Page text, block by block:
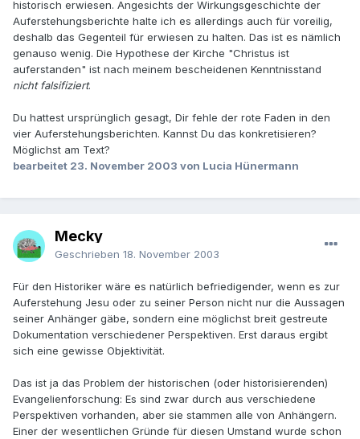
historisch erwiesen. Angesichts der Wirkungsgeschichte der
Auferstehungsberichte halte ich es allerdings auch für voreilig,
deshalb das Gegenteil für erwiesen zu halten. Das ist es nämlich
genauso wenig. Die Hypothese der Kirche "Christus ist
auferstanden" ist nach meinem bescheidenen Kenntnisstand
nicht falsifiziert.
Du hattest ursprünglich gesagt, Dir fehle der rote Faden in den
vier Auferstehungsberichten. Kannst Du das konkretisieren?
Möglichst am Text?
bearbeitet 23. November 2003 von Lucia Hünermann
Mecky
Geschrieben 18. November 2003
Für den Historiker wäre es natürlich befriedigender, wenn es zur
Auferstehung Jesu oder zu seiner Person nicht nur die Aussagen
seiner Anhänger gäbe, sondern eine möglichst breit gestreute
Dokumentation verschiedener Perspektiven. Erst daraus ergibt
sich eine gewisse Objektivität.
Das ist ja das Problem der historischen (oder historisierenden)
Evangelienforschung: Es sind zwar durch aus verschiedene
Perspektiven vorhanden, aber sie stammen alle von Anhängern.
Einer der wesentlichen Gründe für diesen Umstand wurde schon